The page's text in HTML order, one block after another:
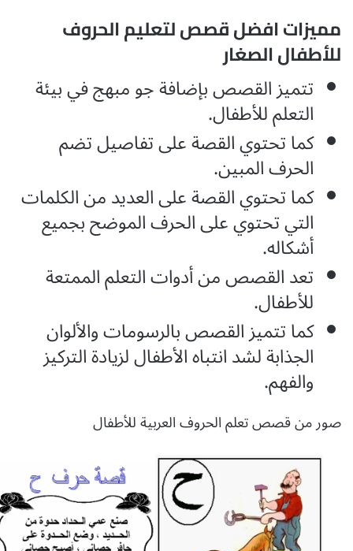
مميزات افضل قصص لتعليم الحروف
للأطفال الصغار
تتميز القصص بإضافة جو مبهج في بيئة
التعلم للأطفال.
كما تحتوي القصة على تفاصيل تضم
الحرف المبين.
كما تحتوي القصة على العديد من الكلمات
التي تحتوي على الحرف الموضح بجميع
أشكاله.
تعد القصص من أدوات التعلم الممتعة
للأطفال.
كما تتميز القصص بالرسومات والألوان
الجذابة لشد انتباه الأطفال لزيادة التركيز
والفهم.
صور من قصص تعلم الحروف العربية للأطفال